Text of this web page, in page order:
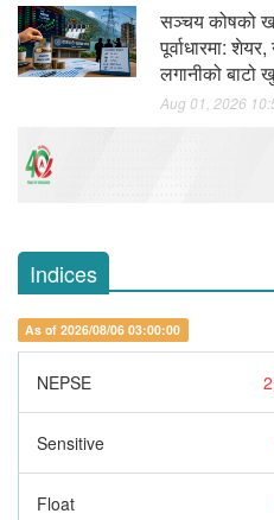
सञ्चय कोषको
पूर्वाधारमा:
लगानीको बाटो
Aug 01, 2026
Indices
As of 2026/08/06 03:00:00
NEPSE
Sensitive
Float